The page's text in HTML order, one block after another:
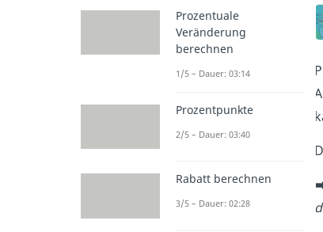
Prozentuale
Veränderung
berechnen
1/5 – Dauer: 03:14
Prozentpunkte
2/5 – Dauer: 03:40
Rabatt berechnen
3/5 – Dauer: 02:28